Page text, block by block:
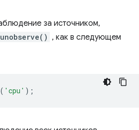
за источником,
unobserve() , как в следующем
( 'cpu' );